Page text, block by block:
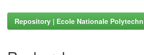
Repository | Ecole Nationale